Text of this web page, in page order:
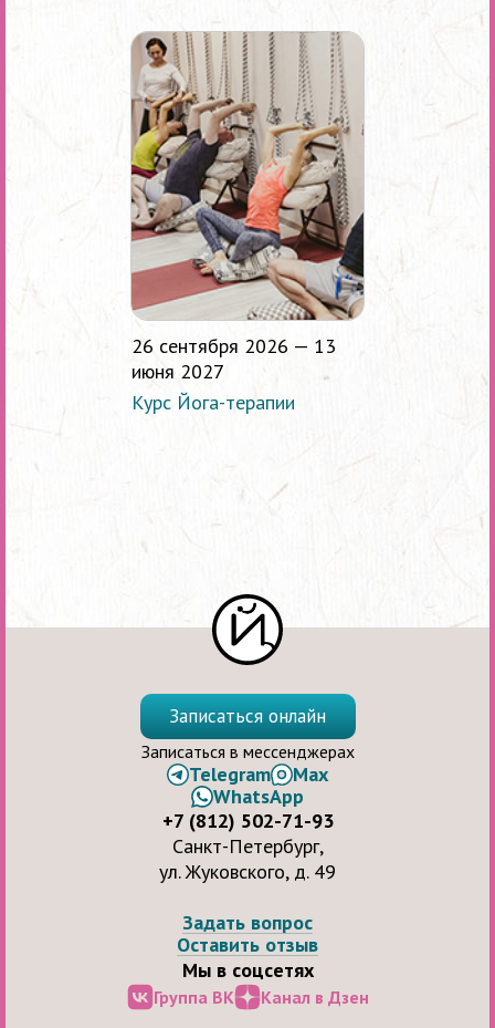
26 сентября 2026 — 13
июня 2027
Курс Йога-терапии
Задать вопрос
Оставить отзыв
Мы в соцсетях
Группа ВК Канал в Дзен
Записаться онлайн
Записаться в мессенджерах
Telegram
Max
WhatsApp
+7 (812) 502-71-93
Санкт-Петербург,
ул. Жуковского, д. 49